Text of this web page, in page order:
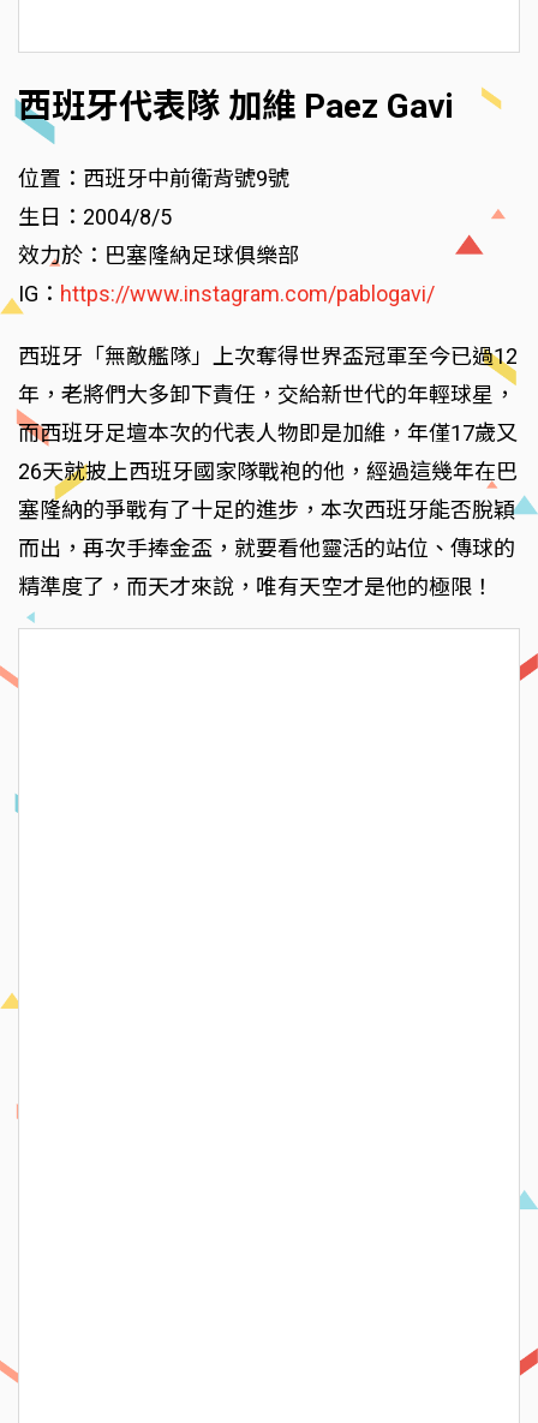
西班牙代表隊 加維 Paez Gavi
位置：西班牙中前衛背號9號
生日：2004/8/5
效力於：巴塞隆納足球俱樂部
IG： https://www.instagram.com/pablogavi/
西班牙「無敵艦隊」上次奪得世界盃冠軍至今已過12
年，老將們大多卸下責任，交給新世代的年輕球星，
而西班牙足壇本次的代表人物即是加維，年僅17歲又
26天就披上西班牙國家隊戰袍的他，經過這幾年在巴
塞隆納的爭戰有了十足的進步，本次西班牙能否脫穎
而出，再次手捧金盃，就要看他靈活的站位、傳球的
精準度了，而天才來說，唯有天空才是他的極限！